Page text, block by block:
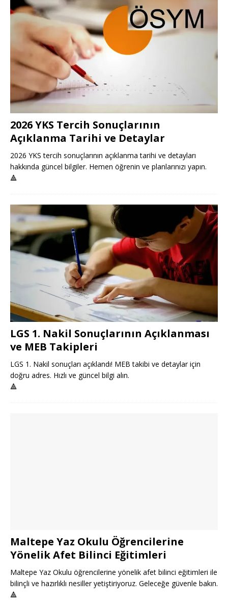
2026 YKS Tercih Sonuçlarının
Açıklanma Tarihi ve Detaylar
2026 YKS tercih sonuçlarının açıklanma tarihi ve detayları
hakkında güncel bilgiler. Hemen öğrenin ve planlarınızı yapın.
🔺
LGS 1. Nakil Sonuçlarının Açıklanması
ve MEB Takipleri
LGS 1. Nakil sonuçları açıklandı! MEB takibi ve detaylar için
doğru adres. Hızlı ve güncel bilgi alın.
🔺
Maltepe Yaz Okulu Öğrencilerine
Yönelik Afet Bilinci Eğitimleri
Maltepe Yaz Okulu öğrencilerine yönelik afet bilinci eğitimleri ile
bilinçli ve hazırlıklı nesiller yetiştiriyoruz. Geleceğe güvenle bakın.
🔺